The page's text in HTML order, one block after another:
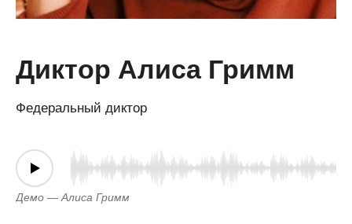
Диктор Алиса Гримм
Федеральный диктор
Демо — Алиса Гримм